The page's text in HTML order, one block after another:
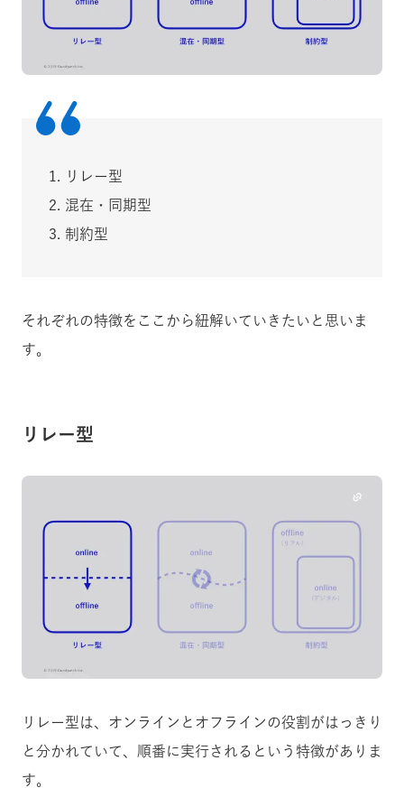
リレー型
混在・同期型
制約型
それぞれの特徴をここから紐解いていきたいと思いま
す。
リレー型
リレー型は、オンラインとオフラインの役割がはっきり
と分かれていて、順番に実行されるという特徴がありま
す。